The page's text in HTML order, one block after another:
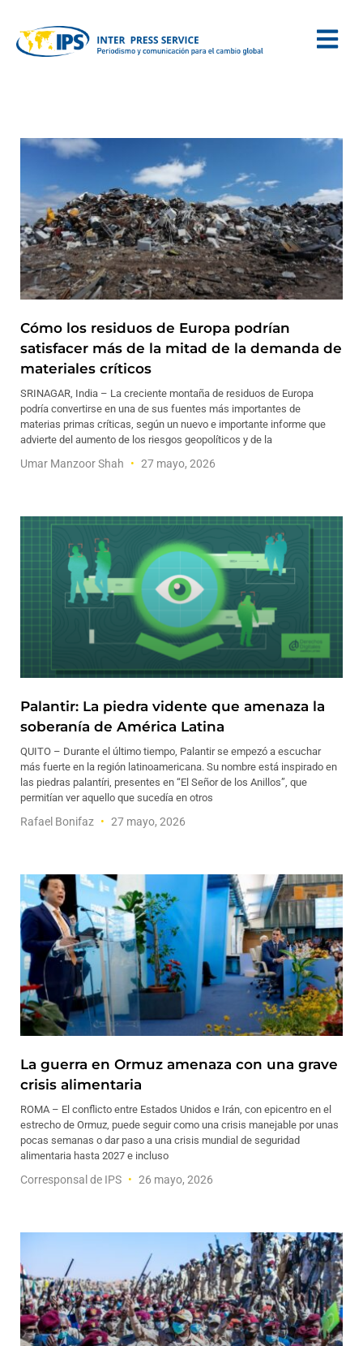
Cómo los residuos de Europa podrían
satisfacer más de la mitad de la demanda de
materiales críticos
SRINAGAR, India – La creciente montaña de residuos de Europa
podría convertirse en una de sus fuentes más importantes de
materias primas críticas, según un nuevo e importante informe que
advierte del aumento de los riesgos geopolíticos y de la
Umar Manzoor Shah 27 mayo, 2026
Palantir: La piedra vidente que amenaza la
soberanía de América Latina
QUITO – Durante el último tiempo, Palantir se empezó a escuchar
más fuerte en la región latinoamericana. Su nombre está inspirado en
las piedras palantíri, presentes en “El Señor de los Anillos”, que
permitían ver aquello que sucedía en otros
Rafael Bonifaz 27 mayo, 2026
La guerra en Ormuz amenaza con una grave
crisis alimentaria
ROMA – El conflicto entre Estados Unidos e Irán, con epicentro en el
estrecho de Ormuz, puede seguir como una crisis manejable por unas
pocas semanas o dar paso a una crisis mundial de seguridad
alimentaria hasta 2027 e incluso
Corresponsal de IPS 26 mayo, 2026